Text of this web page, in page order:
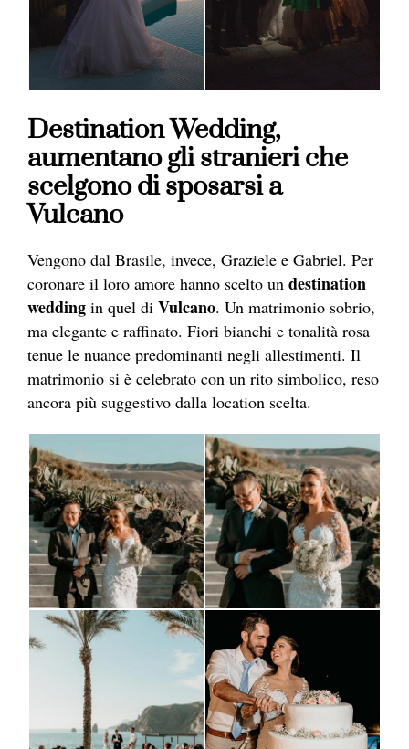
DestinationWedding,
aumentano gli stranieri che
scelgono di sposarsi a
Vulcano
Vengono dal Brasile, invece, Graziele e Gabriel. Per
coronare il loro amore hanno scelto un destination
wedding in quel di Vulcano. Un matrimonio sobrio,
ma elegante e raffinato. Fiori bianchi e tonalità rosa
tenue le nuance predominanti negli allestimenti. Il
matrimonio si è celebrato con un rito simbolico, reso
ancora più suggestivo dalla location scelta.